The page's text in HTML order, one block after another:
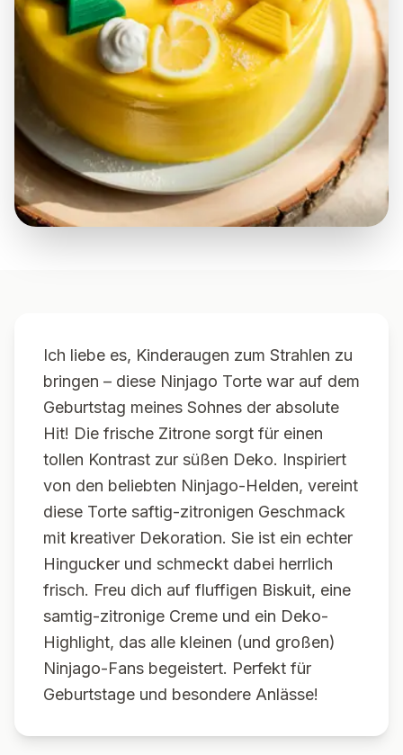
Ich liebe es, Kinderaugen zum Strahlen zu
bringen – diese Ninjago Torte war auf dem
Geburtstag meines Sohnes der absolute
Hit! Die frische Zitrone sorgt für einen
tollen Kontrast zur süßen Deko. Inspiriert
von den beliebten Ninjago-Helden, vereint
diese Torte saftig-zitronigen Geschmack
mit kreativer Dekoration. Sie ist ein echter
Hingucker und schmeckt dabei herrlich
frisch. Freu dich auf fluffigen Biskuit, eine
samtig-zitronige Creme und ein Deko-
Highlight, das alle kleinen (und großen)
Ninjago-Fans begeistert. Perfekt für
Geburtstage und besondere Anlässe!